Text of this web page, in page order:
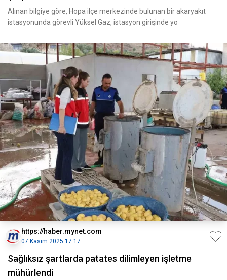
Alınan bilgiye göre, Hopa ilçe merkezinde bulunan bir akaryakıt
istasyonunda görevli Yüksel Gaz, istasyon girişinde yo
https://haber.mynet.com
07 Kasım 2025 17:17
Sağlıksız şartlarda patates dilimleyen işletme
mühürlendi